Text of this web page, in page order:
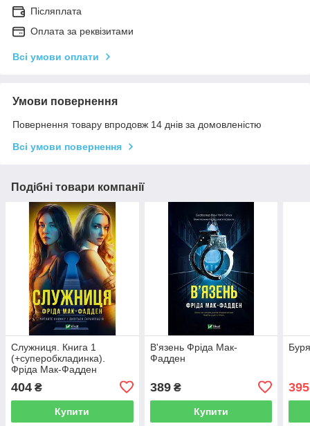
Післяплата
Оплата за реквізитами
Всі умови оплати
Умови повернення
Повернення товару впродовж 14 днів за домовленістю
Всі умови повернення
Подібні товари компанії
Служниця. Книга 1
(+суперобкладинка).
Фріда Мак-Фадден
404 ₴
Купити
В'язень Фріда Мак-
Фадден
389₴
Купити